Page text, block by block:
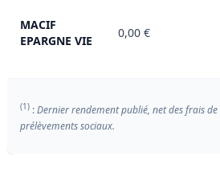
MACIF
EPARGNE VIE
0,00 €
(1) :Dernier rendement publié, net des frais
prélèvements sociaux.